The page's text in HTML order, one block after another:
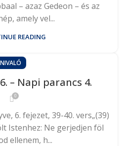
– azaz Gedeon – és az
amely vel...
READING
– Napi parancs 4.
0
6. fejezet, 39-40. vers„(39)
Istenhez: Ne gerjedjen föl
ellenem, h...